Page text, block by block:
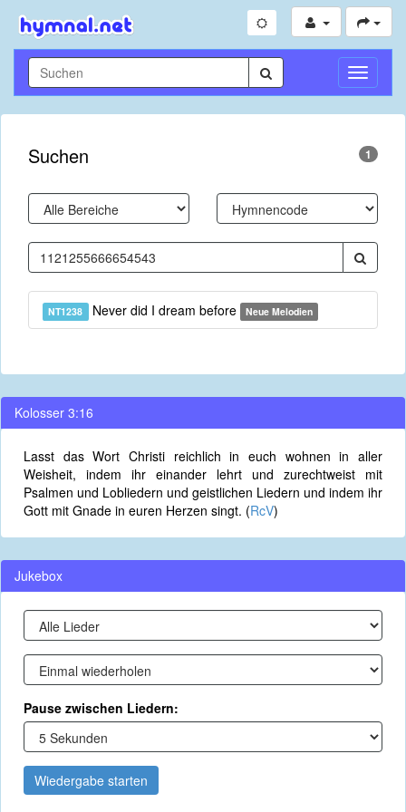
Suchen 1
NT1238 Never did I dream before Neue Melodien
Kolosser 3:16
Lasst das Wort Christi reichlich in euch wohnen in aller
Weisheit, indem ihr einander lehrt und zurechtweist mit
Psalmen und Lobliedern und geistlichen Liedern und indem ihr
Gott mit Gnade in euren Herzen singt. (RcV)
Jukebox
Pause zwischen Liedern:
Wiedergabe starten